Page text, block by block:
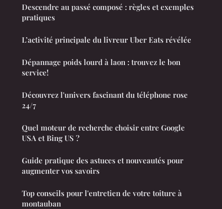
Descendre au passé composé : règles et exemples
pratiques
L’activité principale du livreur Uber Eats révélée
Dépannage poids lourd à laon : trouvez le bon
service!
Découvrez l'univers fascinant du téléphone rose
24/7
Quel moteur de recherche choisir entre Google
USA et Bing US ?
Guide pratique des astuces et nouveautés pour
augmenter vos savoirs
Top conseils pour l'entretien de votre toiture à
montauban